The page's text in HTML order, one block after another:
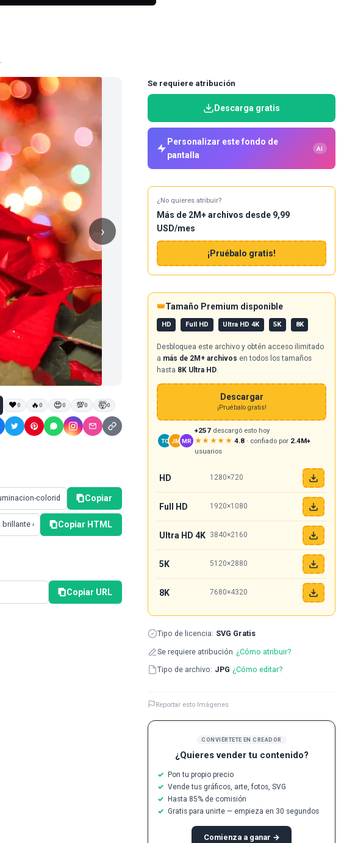
›
❤0 🔥0 😍0 💯0 🤯0
Copiar
Copiar HTML
Copiar URL
CONVIÉRTETE EN CREADOR
¿Quieres vender tu contenido?
Pon tu propio precio
Vende tus gráficos, arte, fotos, SVG
Hasta 85% de comisión
Gratis para unirte — empieza en 30 segundos
Comienza a ganar →
Se requiere atribución
Descarga gratis
Personalizar este fondo de
pantalla
AI
¿No quieres atribuir?
Más de 2M+ archivos desde 9,99
USD/mes
¡Pruébalo gratis!
👑Tamaño Premium disponible
HD Full HD Ultra HD 4K 5K 8K
Desbloquea este archivo y obtén acceso ilimitado
a más de 2M+ archivos en todos los tamaños
hasta 8K Ultra HD
Descargar
¡Pruébalo gratis!
TC JM MR
+257 descargó esto hoy
★★★★★ 4.8 · confiado por 2.4M+
usuarios
HD 1280×720
Full HD 1920×1080
Ultra HD 4K 3840×2160
5K 5120×2880
8K 7680×4320
Tipo de licencia: SVG Gratis
Se requiere atribución ¿Cómo atribuir?
Tipo de archivo: JPG ¿Cómo editar?
Reportar esto Imágenes